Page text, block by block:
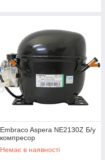
Embraco Aspera NE2130Z Б/у
компресор
Немає в наявності